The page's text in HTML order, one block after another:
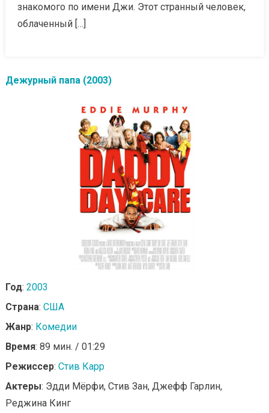
знакомого по имени Джи. Этот странный человек,
облаченный […]
Дежурный папа (2003)
Год: 2003
Страна: США
Жанр: Комедии
Время: 89 мин. / 01:29
Режиссер: Стив Карр
Актеры: Эдди Мёрфи, Стив Зан, Джефф Гарлин,
Реджина Кинг